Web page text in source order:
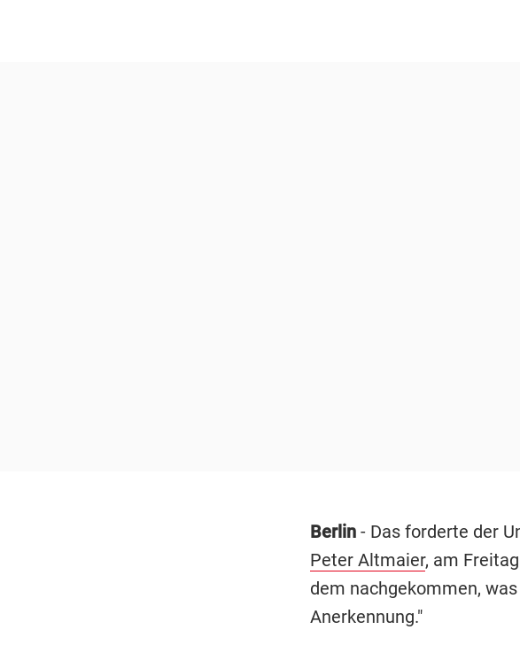
Berlin - Das forderte der
Peter Altmaier, am
dem nachgekommen,
Anerkennung."